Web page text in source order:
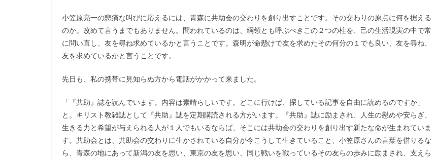
小笠原亮一の悲痛な叫びに応えるには、青森に共助会の交わりを創り出すことです。その交わりの原点に何を据える
のか。改めて言うまでもありません。問われているのは、綱領とも呼ぶべきこの２つの柱を、己の生活現実の中で常
に問い直し、友を尋ね求めているかと言うことです。森明が命懸けで友を求めたその何分の１でも良い、友を尋ね、
友を求めているかと言うことです。
先日も、私の携帯に見知らぬ方から電話がかかって来ました。
「『共助』誌を読んでいます。内容は素晴らしいです。どこに行けば、探している記事を自由に読めるのですか」
と。キリスト教雑誌として『共助』誌を定期購読される方がいます。『共助』誌に励まされ、人生の慰めや安らぎ、
生きる力と希望が与えられる人が１人でもいるならば、そこには共助会の交わりを創り出す新たな命が生まれていま
す。共助会とは、共助会の交わりに生かされている自分が今こうして生きていること、小笠原さんの言葉を借りるな
ら、青森の地にあって新潟の友を思い、東京の友を思い、同じ戦いを戦っているその友らの歩みに励まされ、支えら